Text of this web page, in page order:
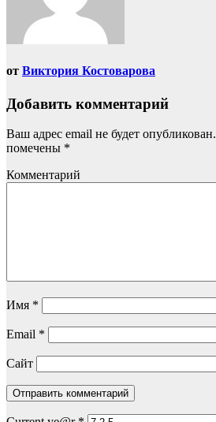
от Виктория Костоварова
Добавить комментарий
Ваш адрес email не будет опубликован.
помечены *
Комментарий
Имя *
Email *
Сайт